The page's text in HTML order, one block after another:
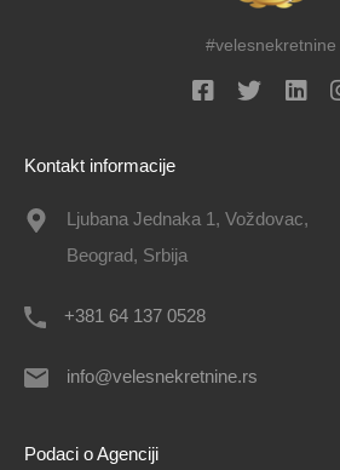
#velesnekretnine
Kontakt informacije
Ljubana Jednaka 1, Voždovac,
Beograd, Srbija
+381 64 137 0528
info@velesnekretnine.rs
Podaci o Agenciji